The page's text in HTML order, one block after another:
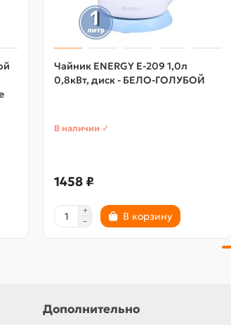
Чайник ENERGY Е-209 1,0л
0,8кВт, диск - БЕЛО-ГОЛУБОЙ
В наличии ✓
1458 ₽
В корзину
Дополнительно